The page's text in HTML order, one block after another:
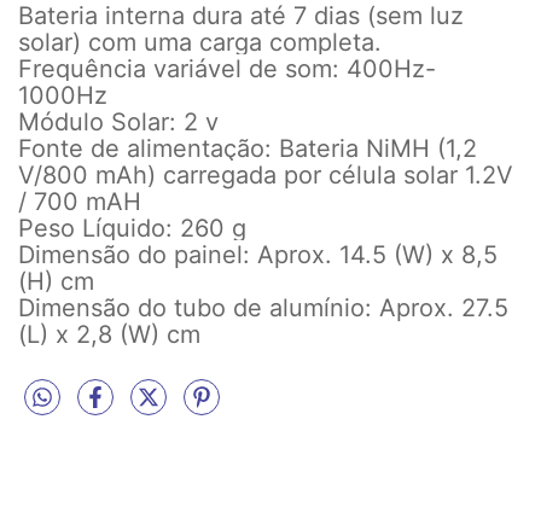
Bateria interna dura até 7 dias (sem luz
solar) com uma carga completa.
Frequência variável de som: 400Hz-
1000Hz
Módulo Solar: 2 v
Fonte de alimentação: Bateria NiMH (1,2
V/800 mAh) carregada por célula solar 1.2V
/ 700 mAH
Peso Líquido: 260 g
Dimensão do painel: Aprox. 14.5 (W) x 8,5
(H) cm
Dimensão do tubo de alumínio: Aprox. 27.5
(L) x 2,8 (W) cm